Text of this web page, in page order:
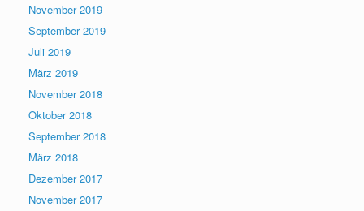
November 2019
September 2019
Juli 2019
März 2019
November 2018
Oktober 2018
September 2018
März 2018
Dezember 2017
November 2017